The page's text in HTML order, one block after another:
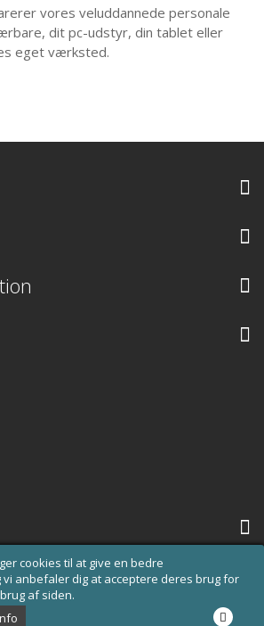
cookies til at give en bedre
anbefaler dig at acceptere deres brug for
af siden.
vores veluddannede personale
dit pc-udstyr, din tablet eller
eget værksted.